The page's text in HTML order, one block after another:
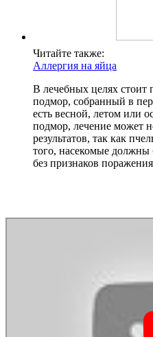
Читайте также:
Аллергия на яйца
В лечебных целях
подмор, собранный в
есть весной, летом или
подмор, лечение может
результатов, так как
того, насекомые
без признаков